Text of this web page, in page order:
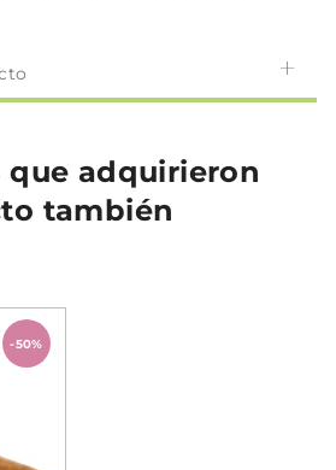
que adquirieron
también
-50%